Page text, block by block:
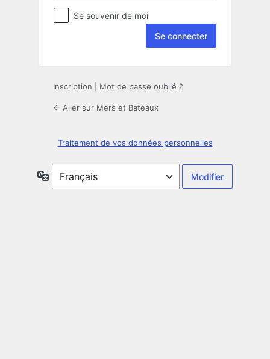
Se souvenir de moi
Inscription Mot de passe oublié ?
← Aller sur Mers et Bateaux
Traitement de vos données personnelles
Langue